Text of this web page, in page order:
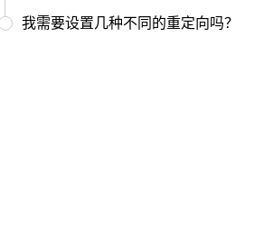
我需要设置几种不同的重定向吗？